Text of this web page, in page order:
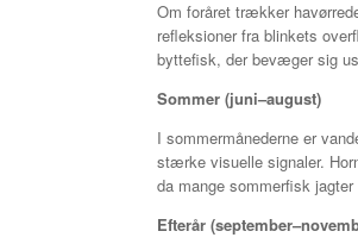
Om foråret trækker
refleksioner fra blinkets
byttefisk, der bevæger sig
Sommer (juni–august)
I sommermånederne er
stærke visuelle signaler.
da mange sommerfisk
Efterår